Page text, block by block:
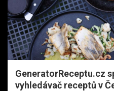
GeneratorReceptu.cz
vyhledávač receptů v